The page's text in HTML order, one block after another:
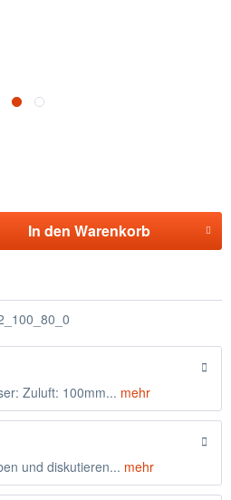
In den Warenkorb
Zuluft: 100mm... mehr
und diskutieren... mehr